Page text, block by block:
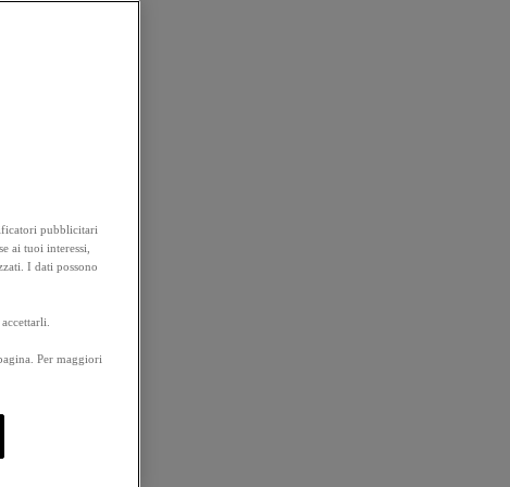
pubblicitari
ai tuoi interessi,
I dati possono
Per maggiori